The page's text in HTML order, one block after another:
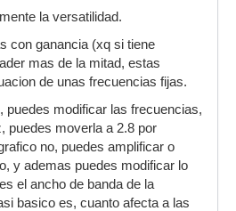
la versatilidad.
con ganancia (xq si tiene
mas de la mitad, estas
de unas frecuencias fijas.
puedes modificar las frecuencias,
puedes moverla a 2.8 por
no, puedes amplificar o
y ademas puedes modificar lo
el ancho de banda de la
basico es, cuanto afecta a las